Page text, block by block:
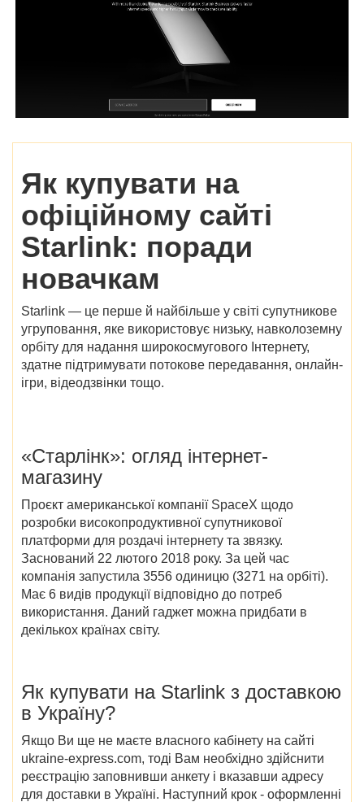
Як купувати на
офіційному сайті
Starlink: поради
новачкам
Starlink — це перше й найбільше у світі супутникове
угруповання, яке використовує низьку, навколоземну
орбіту для надання широкосмугового Інтернету,
здатне підтримувати потокове передавання, онлайн-
ігри, відеодзвінки тощо.
«Старлінк»: огляд інтернет-
магазину
Проєкт американської компанії SpaceX щодо
розробки високопродуктивної супутникової
платформи для роздачі інтернету та звязку.
Заснований 22 лютого 2018 року. За цей час
компанія запустила 3556 одиницю (3271 на орбіті).
Має 6 видів продукції відповідно до потреб
використання. Даний гаджет можна придбати в
декількох країнах світу.
Як купувати на Starlink з доставкою
в Україну?
Якщо Ви ще не маєте власного кабінету на сайті
ukraine-express.com, тоді Вам необхідно здійснити
реєстрацію заповнивши анкету і вказавши адресу
для доставки в Україні. Наступний крок - оформленні